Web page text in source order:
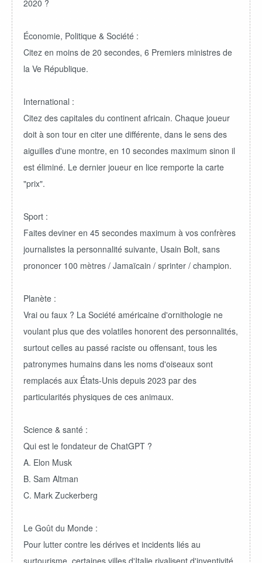
2020 ?
Économie, Politique & Société :
Citez en moins de 20 secondes, 6 Premiers ministres de
la Ve République.
International :
Citez des capitales du continent africain. Chaque joueur
doit à son tour en citer une différente, dans le sens des
aiguilles d'une montre, en 10 secondes maximum sinon il
est éliminé. Le dernier joueur en lice remporte la carte
"prix".
Sport :
Faites deviner en 45 secondes maximum à vos confrères
journalistes la personnalité suivante, Usain Bolt, sans
prononcer 100 mètres / Jamaïcain / sprinter / champion.
Planète :
Vrai ou faux ? La Société américaine d'ornithologie ne
voulant plus que des volatiles honorent des personnalités,
surtout celles au passé raciste ou offensant, tous les
patronymes humains dans les noms d'oiseaux sont
remplacés aux États-Unis depuis 2023 par des
particularités physiques de ces animaux.
Science & santé :
Qui est le fondateur de ChatGPT ?
A. Elon Musk
B. Sam Altman
C. Mark Zuckerberg
Le Goût du Monde :
Pour lutter contre les dérives et incidents liés au
surtourisme, certaines villes d'Italie rivalisent d'inventivité.